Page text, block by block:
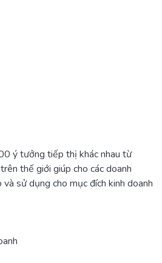
ý tưởng tiếp thị khác nhau từ
thế giới giúp cho các doanh
sử dụng cho mục đích kinh doanh